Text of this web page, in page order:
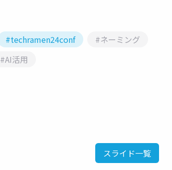
#techramen24conf
#ネーミング
#AI活用
スライド一覧